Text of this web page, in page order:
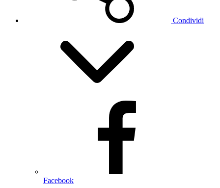
Condividi
Facebook